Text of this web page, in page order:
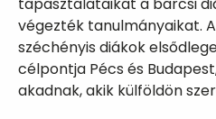
végezték tanulmányaikat.
széchényis diákok
célpontja Pécs és
akadnak, akik külföldön